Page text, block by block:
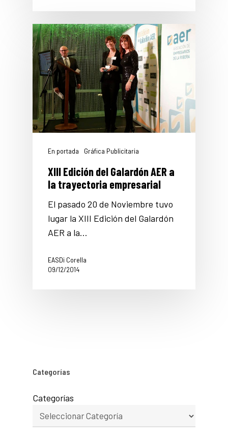
En portada Gráfica Publicitaria
XIII Edición del Galardón AER a
la trayectoria empresarial
El pasado 20 de Noviembre tuvo
lugar la XIII Edición del Galardón
AER a la…
EASDi Corella
09/12/2014
Categorías
Categorías